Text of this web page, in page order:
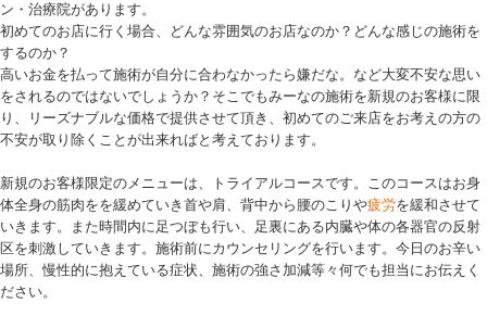
ン・治療院があります。
初めてのお店に行く場合、どんな雰囲気のお店なのか？どんな感じの施術を
するのか？
高いお金を払って施術が自分に合わなかったら嫌だな。など大変不安な思い
をされるのではないでしょうか？そこでもみーなの施術を新規のお客様に限
り、リーズナブルな価格で提供させて頂き、初めてのご来店をお考えの方の
不安が取り除くことが出来ればと考えております。
新規のお客様限定のメニューは、トライアルコースです。このコースはお身
体全身の筋肉をを緩めていき首や肩、背中から腰のこりや疲労を緩和させて
いきます。また時間内に足つぼも行い、足裏にある内臓や体の各器官の反射
区を刺激していきます。施術前にカウンセリングを行います。今日のお辛い
場所、慢性的に抱えている症状、施術の強さ加減等々何でも担当にお伝えく
ださい。